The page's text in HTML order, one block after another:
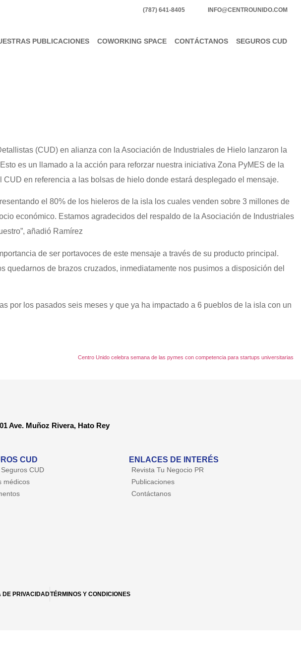
(787) 641-8405 INFO@CENTROUNIDO.COM
PUBLICACIONES COWORKING SPACE CONTÁCTANOS SEGUROS CUD
(CUD) en alianza con la Asociación de Industriales de Hielo lanzaron la
es un llamado a la acción para reforzar nuestra iniciativa Zona PyMES de la
en referencia a las bolsas de hielo donde estará desplegado el mensaje.
el 80% de los hieleros de la isla los cuales venden sobre 3 millones de
económico. Estamos agradecidos del respaldo de la Asociación de Industriales
añadió Ramírez
de ser portavoces de este mensaje a través de su producto principal.
de brazos cruzados, inmediatamente nos pusimos a disposición del
por los pasados seis meses y que ya ha impactado a 6 pueblos de la isla con un
Centro Unido celebra semana de las pymes con competencia para startups universitarias
Ave. Muñoz Rivera, Hato Rey
CUD
CUD
médicos
ENLACES DE INTERÉS
Revista Tu Negocio PR
Publicaciones
Contáctanos
DE PRIVACIDADTÉRMINOS Y CONDICIONES